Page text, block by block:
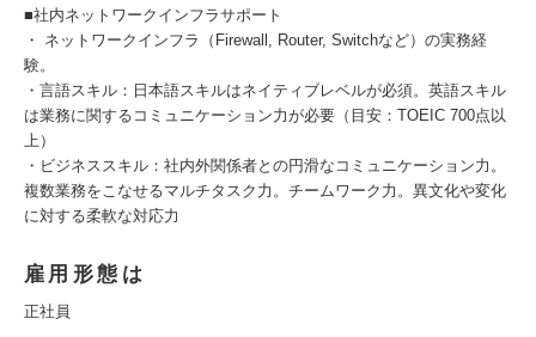
■社内ネットワークインフラサポート
・ ネットワークインフラ（Firewall, Router, Switchなど）の実務経
験。
・言語スキル：日本語スキルはネイティブレベルが必須。英語スキル
は業務に関するコミュニケーション力が必要（目安：TOEIC 700点以
上）
・ビジネススキル：社内外関係者との円滑なコミュニケーション力。
複数業務をこなせるマルチタスク力。チームワーク力。異文化や変化
に対する柔軟な対応力
雇用形態は
正社員